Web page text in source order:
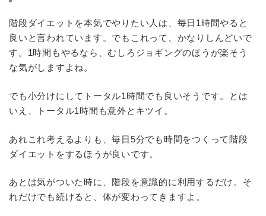
階段ダイエットを本気でやりたい人は、毎日1時間やると
良いと言われています。でもこれって、かなりしんどいで
す。1時間もやるなら、むしろジョギングのほうが楽そう
な気がしますよね。
でも小分けにしてトータル1時間でも良いそうです。とは
いえ、トータル1時間も意外とキツイ。
あれこれ考えるよりも、毎日5分でも時間をつくって階段
ダイエットをするほうが良いです。
あとは気がついた時に、階段を意識的に利用するだけ。そ
れだけでも続けると、体が変わってきますよ。